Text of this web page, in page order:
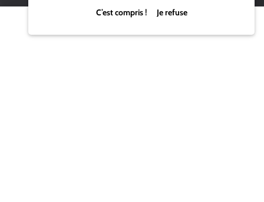
C’est compris ! Je refuse